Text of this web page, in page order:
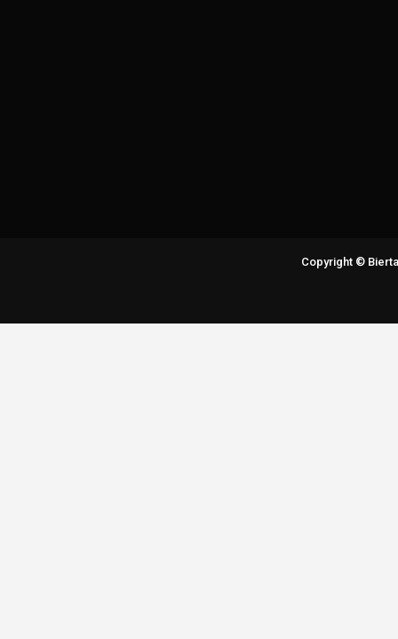
Copyright ©